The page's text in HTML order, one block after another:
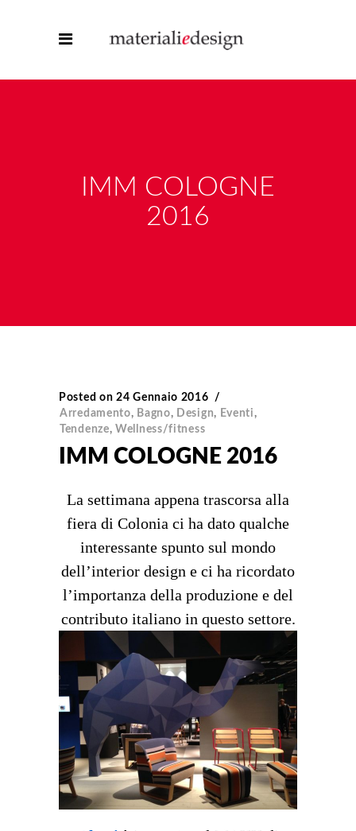
IMM COLOGNE
2016
Posted on 24 Gennaio 2016
Arredamento, Bagno, Design, Eventi,
Tendenze, Wellness/fitness
IMM COLOGNE 2016
La settimana appena trascorsa alla
fiera di Colonia ci ha dato qualche
interessante spunto sul mondo
dell’interior design e ci ha ricordato
l’importanza della produzione e del
contributo italiano in questo settore.